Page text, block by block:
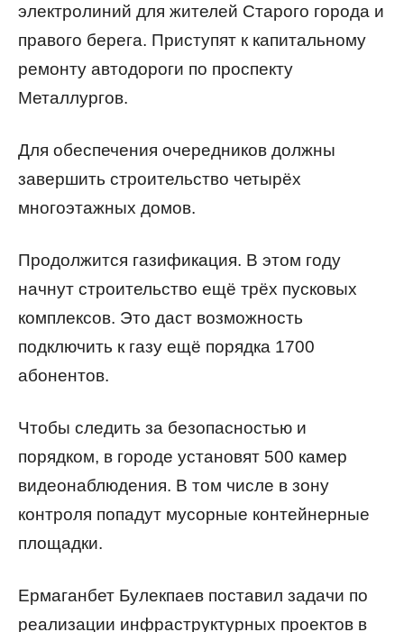
электролиний для жителей Старого города и
правого берега. Приступят к капитальному
ремонту автодороги по проспекту
Металлургов.
Для обеспечения очередников должны
завершить строительство четырёх
многоэтажных домов.
Продолжится газификация. В этом году
начнут строительство ещё трёх пусковых
комплексов. Это даст возможность
подключить к газу ещё порядка 1700
абонентов.
Чтобы следить за безопасностью и
порядком, в городе установят 500 камер
видеонаблюдения. В том числе в зону
контроля попадут мусорные контейнерные
площадки.
Ермаганбет Булекпаев поставил задачи по
реализации инфраструктурных проектов в